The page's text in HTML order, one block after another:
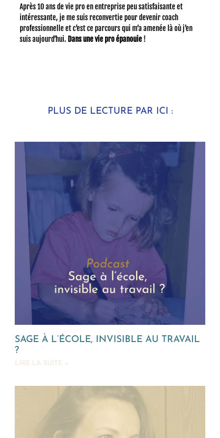
Après 10 ans de vie pro en entreprise peu satisfaisante et
intéressante, je me suis reconvertie pour devenir coach
professionnelle et c’est ce parcours qui m’a amenée là où j’en
suis aujourd’hui. Dans une vie pro épanouie !
PLUS DE LECTURE PAR ICI :
SAGE À L’ÉCOLE, INVISIBLE AU TRAVAIL
?
LIRE LA SUITE »